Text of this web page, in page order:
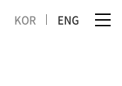
KOR ENG